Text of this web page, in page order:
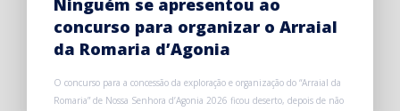
Ninguém se apresentou ao
concurso para organizar o Arraial
da Romaria d’Agonia
O concurso para a concessão da exploração e organização do “Arraial da
Romaria” de Nossa Senhora d’Agonia 2026 ficou deserto, depois de não